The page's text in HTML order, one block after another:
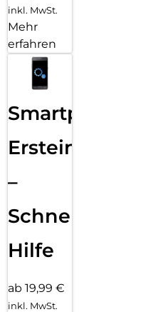
inkl. MwSt.
Mehr
erfahren
Smartphone
Ersteinrichtung
–
Schnelle
Hilfe
ab 19,99 €
inkl. MwSt.